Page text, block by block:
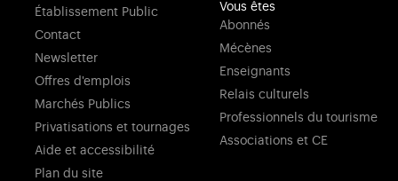
Établissement Public
Contact
Newsletter
Offres d'emplois
Marchés Publics
Privatisations et tournages
Aide et accessibilité
Plan du site
Vous êtes
Abonnés
Mécènes
Enseignants
Relais culturels
Professionnels du tourisme
Associations et CE